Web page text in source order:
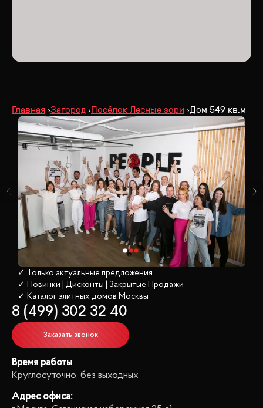
Главная Загород Посёлок Лесные зори Дом 549 кв.м
✓ Только актуальные предложения
✓ Новинки | Дисконты | Закрытые Продажи
✓ Каталог элитных домов Москвы
8 (499) 302 32 40
Заказать звонок
Время работы
Круглосуточно, без выходных
Адрес офиса: